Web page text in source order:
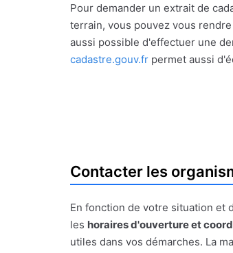
Pour demander un extrait de
terrain, vous pouvez vous
aussi possible d'effectuer une
cadastre.gouv.fr permet aussi
Contacter les
En fonction de votre situation et
les horaires d'ouverture et
utiles dans vos démarches. La